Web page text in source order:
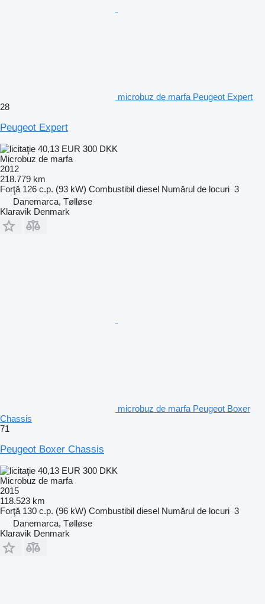
microbuz de marfa Peugeot Expert
28
Peugeot Expert
40,13 EUR 300 DKK
Microbuz de marfa
2012
218.779 km
Forţă 126 c.p. (93 kW) Combustibil diesel Numărul de locuri 3
Danemarca, Tølløse
Klaravik Denmark
microbuz de marfa Peugeot Boxer
Chassis
71
Peugeot Boxer Chassis
40,13 EUR 300 DKK
Microbuz de marfa
2015
118.523 km
Forţă 130 c.p. (96 kW) Combustibil diesel Numărul de locuri 3
Danemarca, Tølløse
Klaravik Denmark